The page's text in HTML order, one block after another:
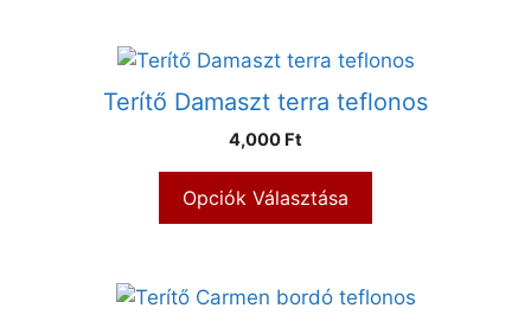
Terítő Damaszt terra teflonos
4,000 Ft
Opciók Választása